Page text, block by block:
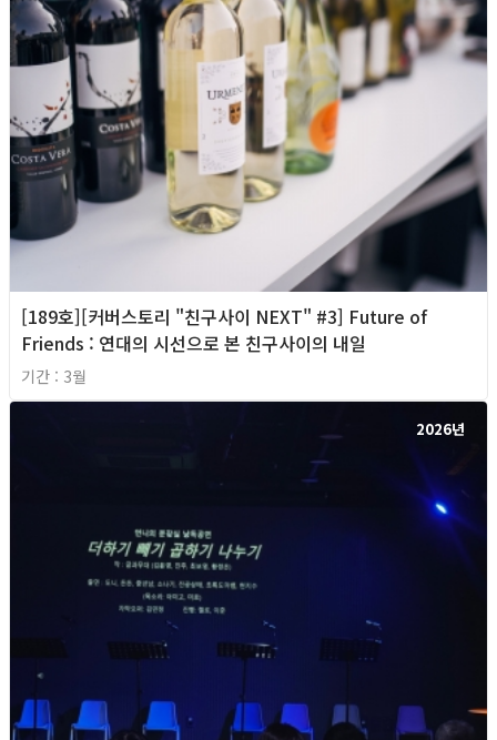
[189호][커버스토리 "친구사이 NEXT" #3] Future of
Friends : 연대의 시선으로 본 친구사이의 내일
기간 : 3월
2026년